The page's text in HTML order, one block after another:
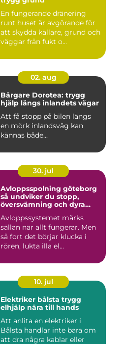
En fungerande dränering
runt huset är avgörande för
att skydda källare, grund och
väggar från fukt o...
02. aug
Bärgare Dorotea: trygg
hjälp längs inlandets vägar
Att få stopp på bilen längs
en mörk inlandsväg kan
kännas både...
30. jul
Avloppsspolning göteborg
så undviker du stopp,
översvämning och dyra
Avloppssystemet märks
sällan när allt fungerar. Men
så fort det börjar klucka i
rören, lukta illa el...
10. jul
Elektriker bålsta trygg
elhjälp nära till hands
Att anlita en elektriker i
Bålsta handlar inte bara om
att dra några kablar eller